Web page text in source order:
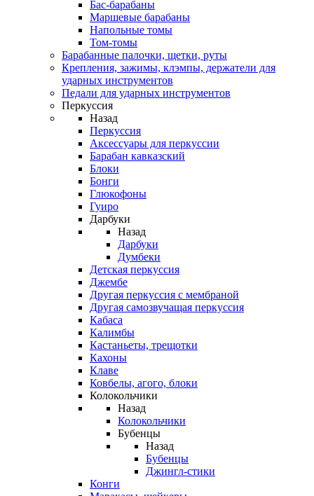
Бас-барабаны
Маршевые барабаны
Напольные томы
Том-томы
Барабанные палочки, щетки, руты
Крепления, зажимы, клэмпы, держатели для
ударных инструментов
Педали для ударных инструментов
Перкуссия
Назад
Перкуссия
Аксессуары для перкуссии
Барабан кавказский
Блоки
Бонги
Глюкофоны
Гуиро
Дарбуки
Назад
Дарбуки
Думбеки
Детская перкуссия
Джембе
Другая перкуссия с мембраной
Другая самозвучащая перкуссия
Кабаса
Калимбы
Кастаньеты, трещотки
Кахоны
Клаве
Ковбелы, агого, блоки
Колокольчики
Назад
Колокольчики
Бубенцы
Назад
Бубенцы
Джингл-стики
Конги